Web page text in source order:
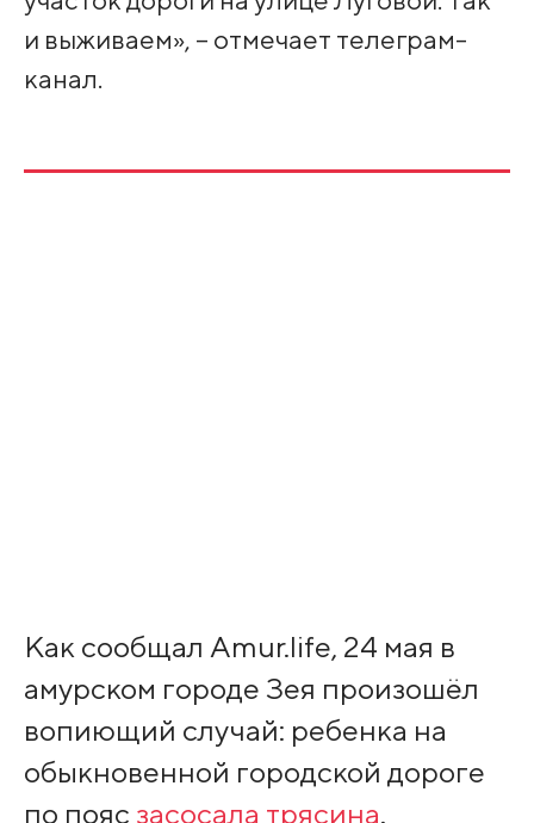
и выживаем», – отмечает телеграм-
канал.
Как сообщал Amur.life, 24 мая в
амурском городе Зея произошёл
вопиющий случай: ребенка на
обыкновенной городской дороге
по пояс засосала трясина.